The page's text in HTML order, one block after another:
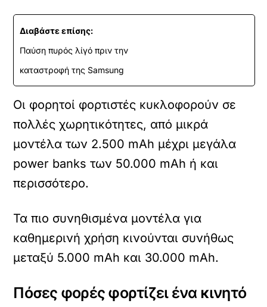
Διαβάστε επίσης:
Παύση πυρός λίγό πριν την
καταστροφή της Samsung
Οι φορητοί φορτιστές κυκλοφορούν σε
πολλές χωρητικότητες, από μικρά
μοντέλα των 2.500 mAh μέχρι μεγάλα
power banks των 50.000 mAh ή και
περισσότερο.
Τα πιο συνηθισμένα μοντέλα για
καθημερινή χρήση κινούνται συνήθως
μεταξύ 5.000 mAh και 30.000 mAh.
Πόσες φορές φορτίζει ένα κινητό